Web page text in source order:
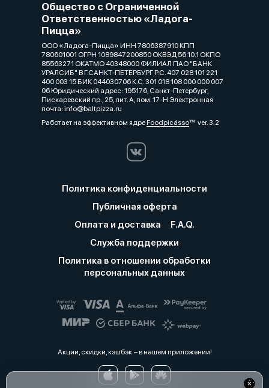
Общество с Ограниченной
Ответственностью «Ладога-
Пицца»
ООО «Ладога-Пицца» ИНН 7806387910 КПП
780601001 ОГРН 1089847200850 ОКВЭД 56.10.1 ОКПО
85563271 ОКАТМО 40348000 ФИЛИАЛ ПАО "БАНК
УРАЛСИБ" В Г.САНКТ-ПЕТЕРБУРГ Р.С. 407 028 101 221
400 003 15 БИК 044030706 К.С. 301 018 108 000 000 007
06 Юридический адрес: 195176, Санкт-Петербург,
Пискаревский пр., 25, лит. А, пом. 17-Н Электронная
почта: info@baltpizza.ru
Работает на эффективном ядреFoodpicássover. 3.2
Политика конфиденциальности
Публичная оферта
Оплата и доставка
F.A.Q.
Служба поддержки
Политика в отношении обработки
персональных данных
Акции, скидки, кэшбэк − в нашем приложении!